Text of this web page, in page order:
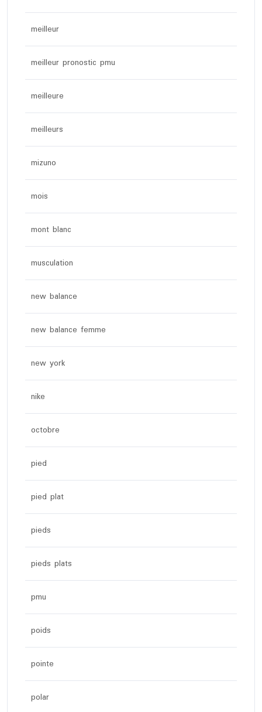
meilleur
meilleur pronostic pmu
meilleure
meilleurs
mizuno
mois
mont blanc
musculation
new balance
new balance femme
new york
nike
octobre
pied
pied plat
pieds
pieds plats
pmu
poids
pointe
polar